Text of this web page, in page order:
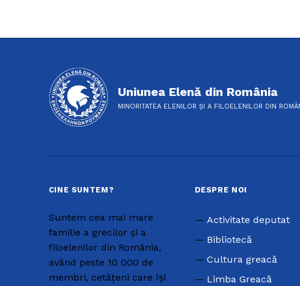
Uniunea Elenă din România
MINORITATEA ELENILOR ȘI A FILOELENILOR DIN
CINE SUNTEM?
Suntem cea mai mare
familie a grecilor și a
filoelenilor din România,
având peste 10 000 de
membri, cetățeni care își
DESPRE NOI
Activitate deputat
Bibliotecă
Cultura greacă
Limba Greacă